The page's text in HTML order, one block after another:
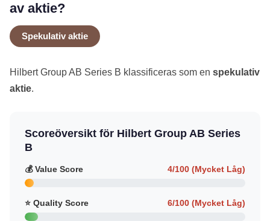
av aktie?
Spekulativ aktie
Hilbert Group AB Series B klassificeras som en spekulativ
aktie.
Scoreöversikt för Hilbert Group AB Series
B
💰 Value Score 4/100 (Mycket Låg)
⭐ Quality Score 6/100 (Mycket Låg)